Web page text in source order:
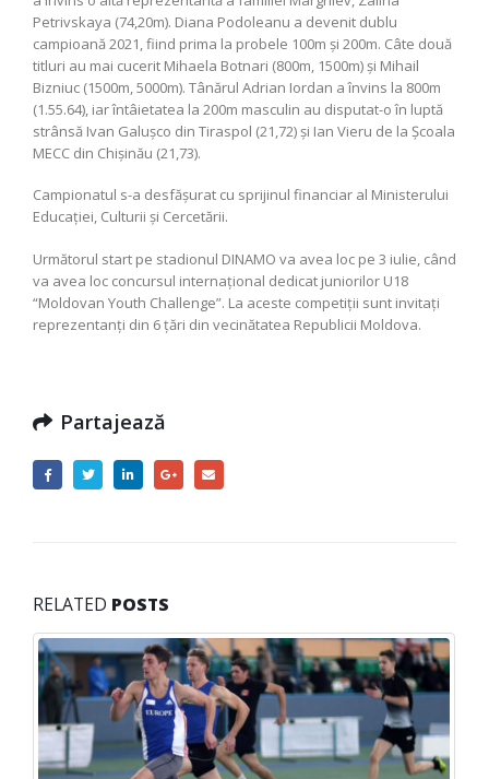
Petrivskaya (74,20m). Diana Podoleanu a devenit dublu
campioană 2021, fiind prima la probele 100m şi 200m. Câte două
titluri au mai cucerit Mihaela Botnari (800m, 1500m) şi Mihail
Bizniuc (1500m, 5000m). Tânărul Adrian Iordan a învins la 800m
(1.55.64), iar întâietatea la 200m masculin au disputat-o în luptă
strânsă Ivan Galuşco din Tiraspol (21,72) şi Ian Vieru de la Şcoala
MECC din Chişinău (21,73).
Campionatul s-a desfăşurat cu sprijinul financiar al Ministerului
Educaţiei, Culturii şi Cercetării.
Următorul start pe stadionul DINAMO va avea loc pe 3 iulie, când
va avea loc concursul internaţional dedicat juniorilor U18
“Moldovan Youth Challenge”. La aceste competiţii sunt invitaţi
reprezentanţi din 6 ţări din vecinătatea Republicii Moldova.
Partajează
RELATED POSTS